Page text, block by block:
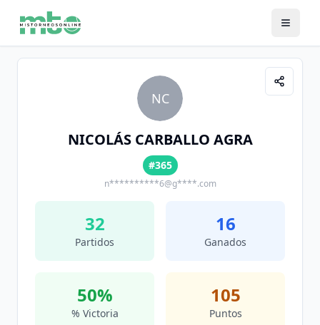
NC
NICOLÁS CARBALLO AGRA
#365
n**********6@g****.com
32
Partidos
16
Ganados
50%
% Victoria
105
Puntos